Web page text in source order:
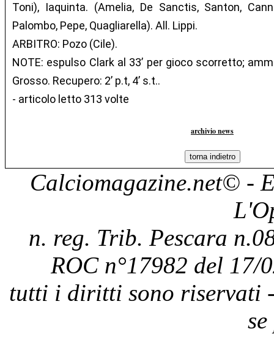
Toni), Iaquinta. (Amelia, De Sanctis, Santon,
Palombo, Pepe, Quagliarella). All. Lippi.
ARBITRO: Pozo (Cile).
NOTE: espulso Clark al 33’ per gioco scorretto;
Grosso. Recupero: 2’ p.t, 4’ s.t..
- articolo letto 313 volte
archivio news
Calciomagazine.net© -
n. reg. Trib. Pescara
ROC n°17982 del 17/
tutti i diritti sono riservati